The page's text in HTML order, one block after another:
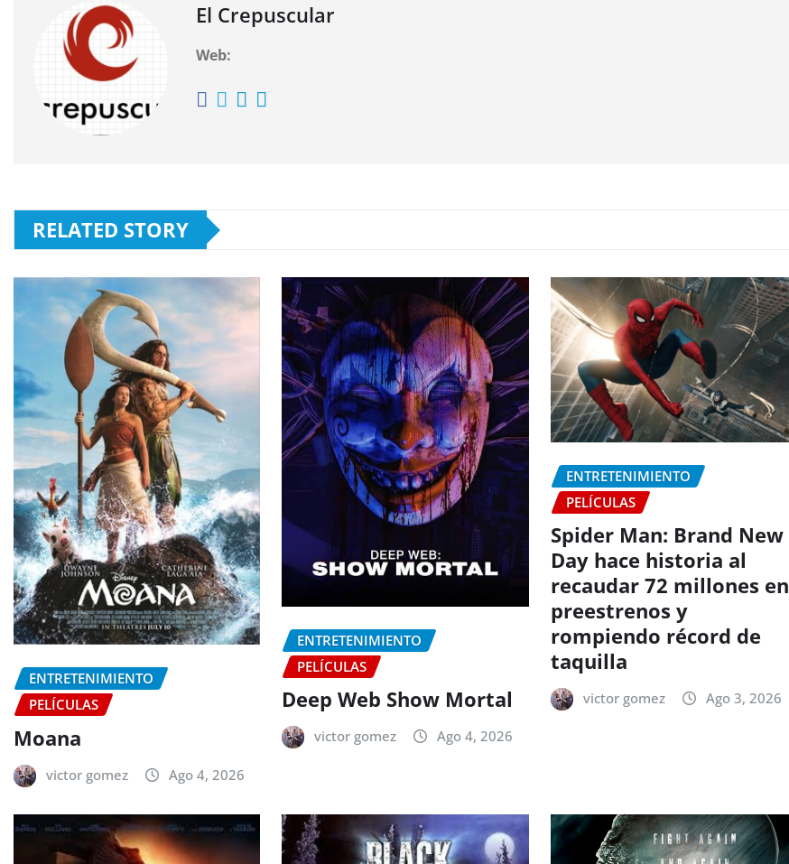
El Crepuscular
Web:
RELATED STORY
ENTRETENIMIENTO
PELÍCULAS
Moana
victor gomez Ago 4, 2026
ENTRETENIMIENTO
PELÍCULAS
Deep Web Show Mortal
victor gomez Ago 4, 2026
ENTRETENIMIENTO
PELÍCULAS
Spider Man: Brand New
Day hace historia al
recaudar 72 millones en
preestrenos y
rompiendo récord de
taquilla
victor gomez Ago 3, 2026